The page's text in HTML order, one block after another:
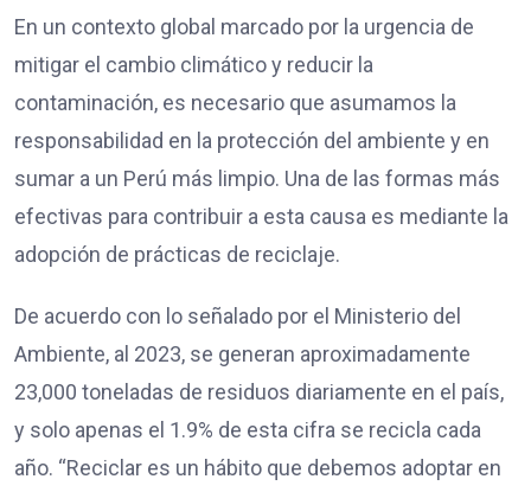
En un contexto global marcado por la urgencia de
mitigar el cambio climático y reducir la
contaminación, es necesario que asumamos la
responsabilidad en la protección del ambiente y en
sumar a un Perú más limpio. Una de las formas más
efectivas para contribuir a esta causa es mediante la
adopción de prácticas de reciclaje.
De acuerdo con lo señalado por el Ministerio del
Ambiente, al 2023, se generan aproximadamente
23,000 toneladas de residuos diariamente en el país,
y solo apenas el 1.9% de esta cifra se recicla cada
año. “Reciclar es un hábito que debemos adoptar en